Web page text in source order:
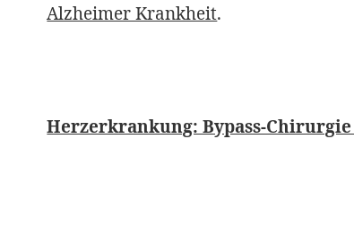
Alzheimer Krankheit.
Herzerkrankung: Bypass-Chirurgie